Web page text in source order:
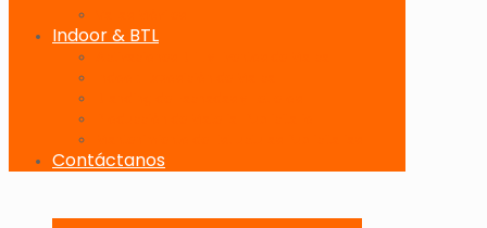
Indoor & BTL
Contáctanos